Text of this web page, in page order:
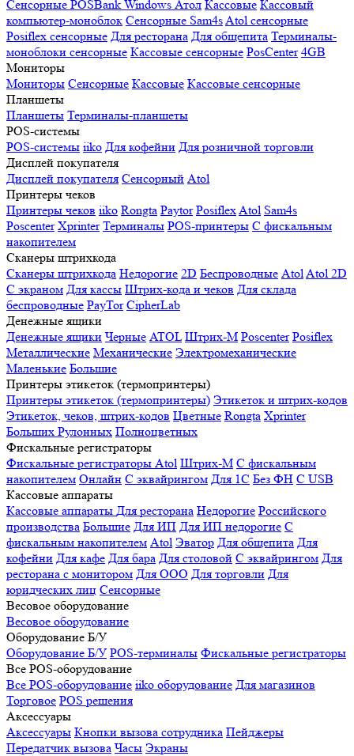
Сенсорные POSBank Windows Атол Кассовые Кассовый
компьютер-моноблок Сенсорные Sam4sAtol сенсорные
Posiflex сенсорные Для ресторана Для общепита Терминалы-
моноблоки сенсорные Кассовые сенсорные PosCenter 4GB
Мониторы
Мониторы Сенсорные Кассовые Кассовые сенсорные
Планшеты
Планшеты Терминалы-планшеты
POS-системы
POS-системы iiko Для кофейни Для розничной торговли
Дисплей покупателя
Дисплей покупателя Сенсорный Atol
Принтеры чеков
Принтеры чеков iiko Rongta Paytor PosiflexAtol Sam4s
Poscenter Xprinter Терминалы POS-принтеры С фискальным
накопителем
Сканеры штрихкода
Сканеры штрихкода Недорогие 2D Беспроводные AtolAtol 2D
С экраном Для кассы Штрих-кода и чеков Для склада
беспроводные PayTor CipherLab
Денежные ящики
Денежные ящики Черные ATOL Штрих-М Poscenter Posiflex
Металлические Механические Электромеханические
Маленькие Большие
Принтеры этикеток (термопринтеры)
Принтеры этикеток (термопринтеры) Этикеток и штрих-кодов
Этикеток, чеков, штрих-кодов Цветные Rongta Xprinter
Больших Рулонных Полноцветных
Фискальные регистраторы
Фискальные регистраторы Atol Штрих-М С фискальным
накопителем Онлайн С эквайрингом Для 1С Без ФН С USB
Кассовые аппараты
Кассовые аппараты Для ресторана Недорогие Российского
производства Большие Для ИП Для ИП недорогие С
фискальным накопителем Atol Эватор Для общепита Для
кофейни Для кафе Для бара Для столовой С эквайрингом Для
ресторана с монитором Для ООО Для торговли Для
юридческих лиц Сенсорные
Весовое оборудование
Весовое оборудование
Оборудование Б/У
Оборудование Б/У POS-терминалы Фискальные регистраторы
Все POS-оборудование
Все POS-оборудование iiko оборудование Для магазинов
Торговое POS решения
Аксессуары
Аксессуары Кнопки вызова сотрудника Пейджеры
Передатчик вызова Часы Экраны